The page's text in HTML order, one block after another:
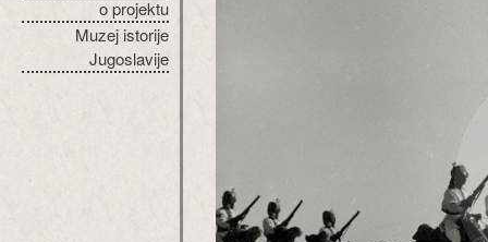
o projektu
Muzej istorije
Jugoslavije